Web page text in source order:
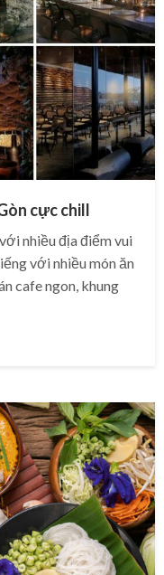
cực chill
nhiều địa điểm vui
với nhiều món ăn
cafe ngon, khung